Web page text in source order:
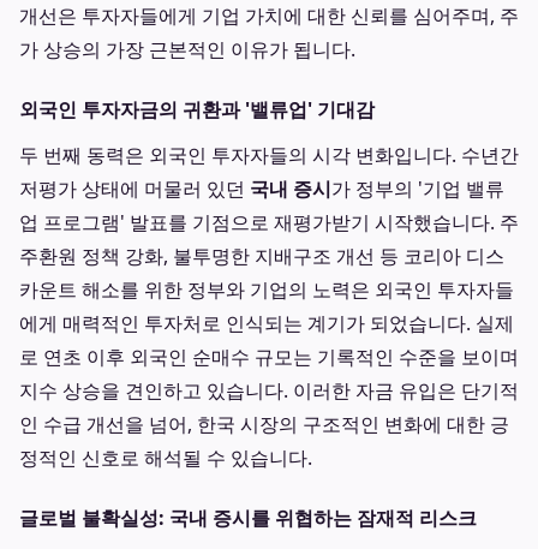
개선은 투자자들에게 기업 가치에 대한 신뢰를 심어주며, 주
가 상승의 가장 근본적인 이유가 됩니다.
외국인 투자자금의 귀환과 '밸류업' 기대감
두 번째 동력은 외국인 투자자들의 시각 변화입니다. 수년간
저평가 상태에 머물러 있던 국내 증시가 정부의 '기업 밸류
업 프로그램' 발표를 기점으로 재평가받기 시작했습니다. 주
주환원 정책 강화, 불투명한 지배구조 개선 등 코리아 디스
카운트 해소를 위한 정부와 기업의 노력은 외국인 투자자들
에게 매력적인 투자처로 인식되는 계기가 되었습니다. 실제
로 연초 이후 외국인 순매수 규모는 기록적인 수준을 보이며
지수 상승을 견인하고 있습니다. 이러한 자금 유입은 단기적
인 수급 개선을 넘어, 한국 시장의 구조적인 변화에 대한 긍
정적인 신호로 해석될 수 있습니다.
글로벌 불확실성: 국내 증시를 위협하는 잠재적 리스크